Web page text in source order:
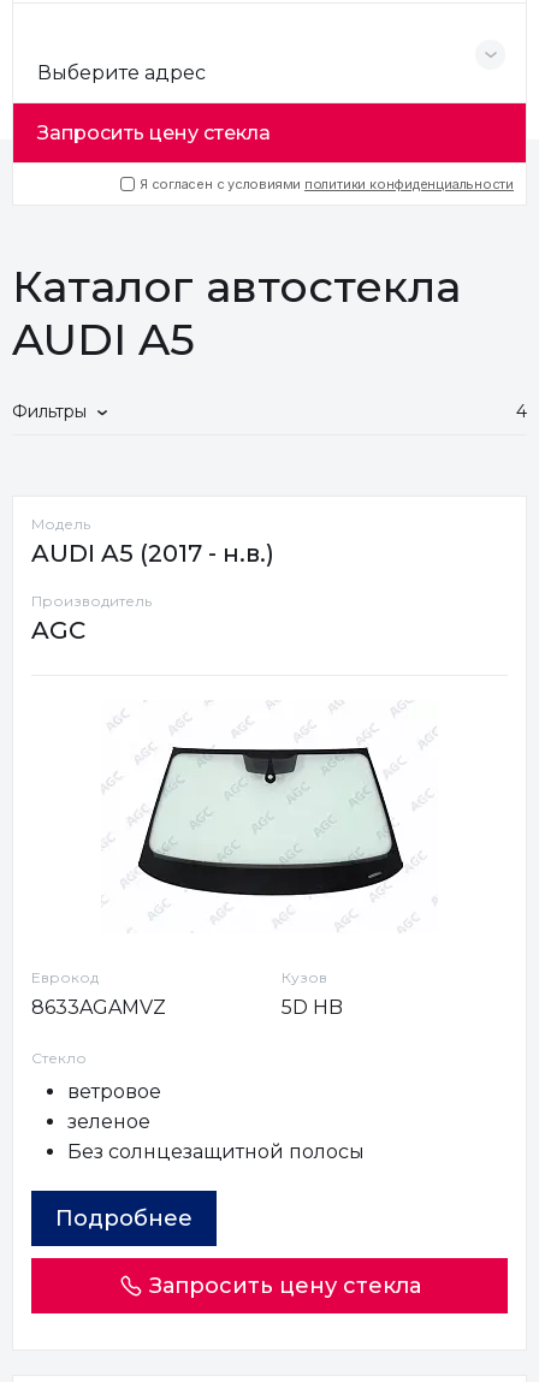
Выберите адрес
Запросить цену стекла
Я согласен с условиями политики конфиденциальности
Каталог автостекла
AUDI A5
Фильтры 4
Модель
AUDI A5 (2017 - н.в.)
Производитель
AGC
Еврокод
8633AGAMVZ
Кузов
5D HB
Стекло
ветровое
зеленое
Без солнцезащитной полосы
Подробнее
Запросить цену стекла